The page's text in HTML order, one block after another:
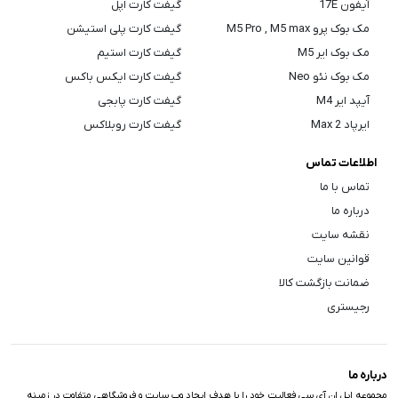
آیفون 17E
مک بوک پرو M5 Pro , M5 max
مک بوک ایر M5
مک بوک نئو Neo
آیپد ایر M4
ایرپاد Max 2
گیفت کارت اپل
گیفت کارت پلی استیشن
گیفت کارت استیم
گیفت کارت ایکس باکس
گیفت کارت پابجی
گیفت کارت روبلاکس
اطلاعات تماس
تماس با ما
درباره ما
نقشه سایت
قوانین سایت
ضمانت بازگشت کالا
رجیستری
درباره ما
مجموعه اپل اِن آی سی فعالیت خود را با هدف ایجاد وب سایت و فروشگاهی متفاوت در زمینه